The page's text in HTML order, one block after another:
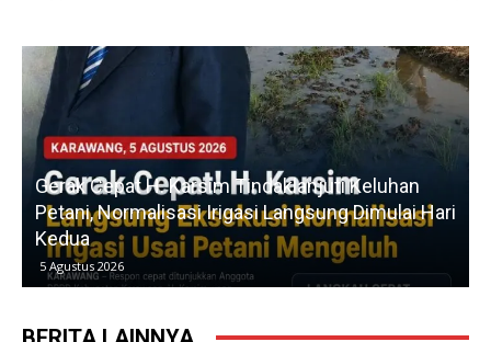
Gerak Cepat H. Karsim Tindaklanjuti Keluhan
Petani, Normalisasi Irigasi Langsung Dimulai Hari
Kedua
5 Agustus 2026